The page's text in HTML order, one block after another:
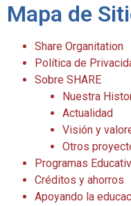
Mapa de
Share Organitation
Política de
Sobre SHARE
Nuestra
Actualidad
Visión y
Otros
Programas
Créditos y ahorros
Apoyando la